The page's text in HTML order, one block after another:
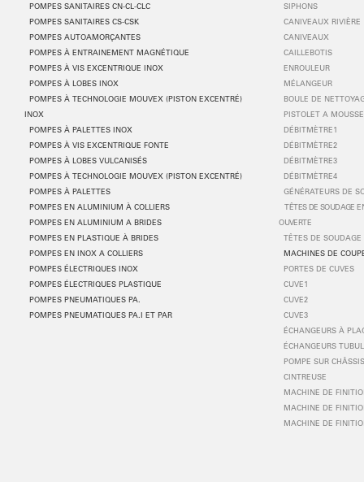
POMPES SANITAIRES CN-CL-CLC
POMPES SANITAIRES CS-CSK
POMPES AUTOAMORÇANTES
POMPES À ENTRAINEMENT MAGNÉTIQUE
POMPES À VIS EXCENTRIQUE INOX
POMPES À LOBES INOX
POMPES À TECHNOLOGIE MOUVEX (PISTON EXCENTRÉ)
INOX
POMPES À PALETTES INOX
POMPES À VIS EXCENTRIQUE FONTE
POMPES À LOBES VULCANISÉS
POMPES À TECHNOLOGIE MOUVEX (PISTON EXCENTRÉ)
POMPES À PALETTES
POMPES EN ALUMINIUM À COLLIERS
POMPES EN ALUMINIUM A BRIDES
POMPES EN PLASTIQUE À BRIDES
POMPES EN INOX A COLLIERS
POMPES ÉLECTRIQUES INOX
POMPES ÉLECTRIQUES PLASTIQUE
POMPES PNEUMATIQUES PA.
POMPES PNEUMATIQUES PA.I ET PAR
SIPHONS
CANIVEAUX RIVIÈRE
CANIVEAUX
CAILLEBOTIS
ENROULEUR
MÉLANGEUR
BOULE DE
PISTOLET A MOUSSE
DÉBITMÈTRE1
DÉBITMÈTRE2
DÉBITMÈTRE3
DÉBITMÈTRE4
GÉNÉRATEURS DE
TÊTES DE SOUDAGE
OUVERTE
TÊTES DE SOUDAGE
MACHINES DE
PORTES DE CUVES
CUVE1
CUVE2
CUVE3
ÉCHANGEURS À
ÉCHANGEURS
POMPE SUR
CINTREUSE
MACHINE DE
MACHINE DE
MACHINE DE